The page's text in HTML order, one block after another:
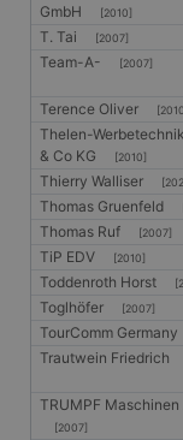
GmbH
[2010]
T. Tai [2007]
Team-A- [2007]
Terence Oliver
Thelen-
& Co KG
[2010]
Thierry Walliser
Thomas Gruenfeld
Thomas Ruf [2007]
TiP EDV [2010]
Toddenroth Horst
Toglhöfer [2007]
TourComm Germany
Trautwein Friedrich
TRUMPF Maschinen
[2007]